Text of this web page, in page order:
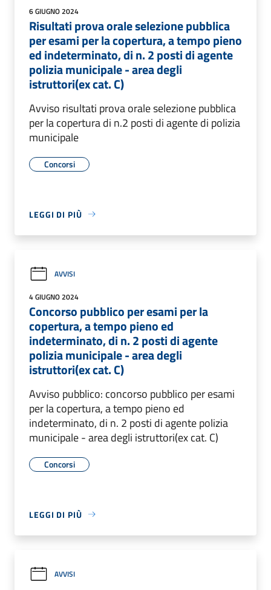
6 GIUGNO 2024
Risultati prova orale selezione pubblica
per esami per la copertura, a tempo pieno
ed indeterminato, di n. 2 posti di agente
polizia municipale - area degli
istruttori(ex cat. C)
Avviso risultati prova orale selezione pubblica
per la copertura di n.2 posti di agente di polizia
municipale
Concorsi
LEGGI DI PIÙ
AVVISI
4 GIUGNO 2024
Concorso pubblico per esami per la
copertura, a tempo pieno ed
indeterminato, di n. 2 posti di agente
polizia municipale - area degli
istruttori(ex cat. C)
Avviso pubblico: concorso pubblico per esami
per la copertura, a tempo pieno ed
indeterminato, di n. 2 posti di agente polizia
municipale - area degli istruttori(ex cat. C)
Concorsi
LEGGI DI PIÙ
AVVISI